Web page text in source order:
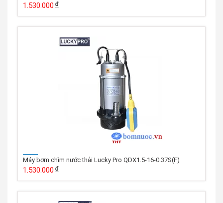
1.530.000
Máy bơm chìm nước thải Lucky Pro QDX1.5-16-0.37S(F)
1.530.000